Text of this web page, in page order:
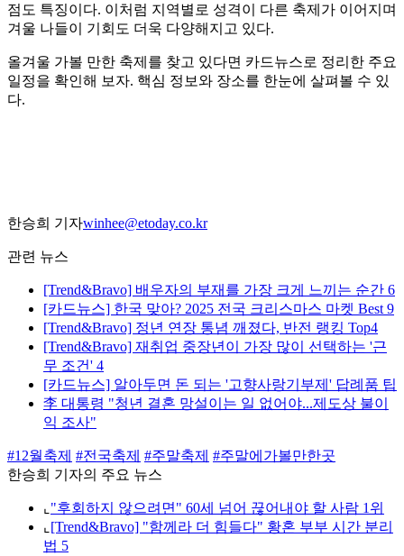
점도 특징이다. 이처럼 지역별로 성격이 다른 축제가 이어지며
겨울 나들이 기회도 더욱 다양해지고 있다.
올겨울 가볼 만한 축제를 찾고 있다면 카드뉴스로 정리한 주요
일정을 확인해 보자. 핵심 정보와 장소를 한눈에 살펴볼 수 있
다.
한승희 기자winhee@etoday.co.kr
관련 뉴스
[Trend&Bravo] 배우자의 부재를 가장 크게 느끼는 순간 6
[카드뉴스] 한국 맞아? 2025 전국 크리스마스 마켓 Best 9
[Trend&Bravo] 정년 연장 통념 깨졌다, 반전 랭킹 Top4
[Trend&Bravo] 재취업 중장년이 가장 많이 선택하는 '근
무 조건' 4
[카드뉴스] 알아두면 돈 되는 '고향사랑기부제' 답례품 팁
李 대통령 "청년 결혼 망설이는 일 없어야...제도상 불이
익 조사"
#12월축제 #전국축제 #주말축제 #주말에가볼만한곳
한승희 기자의 주요 뉴스
⌞ "후회하지 않으려면" 60세 넘어 끊어내야 할 사람 1위
⌞ [Trend&Bravo] "함께라 더 힘들다" 황혼 부부 시간 분리
법 5